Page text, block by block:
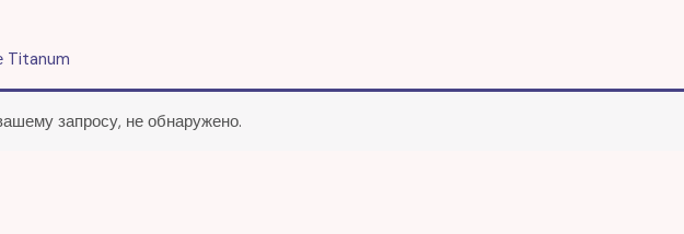
Titanum
запросу, не обнаружено.